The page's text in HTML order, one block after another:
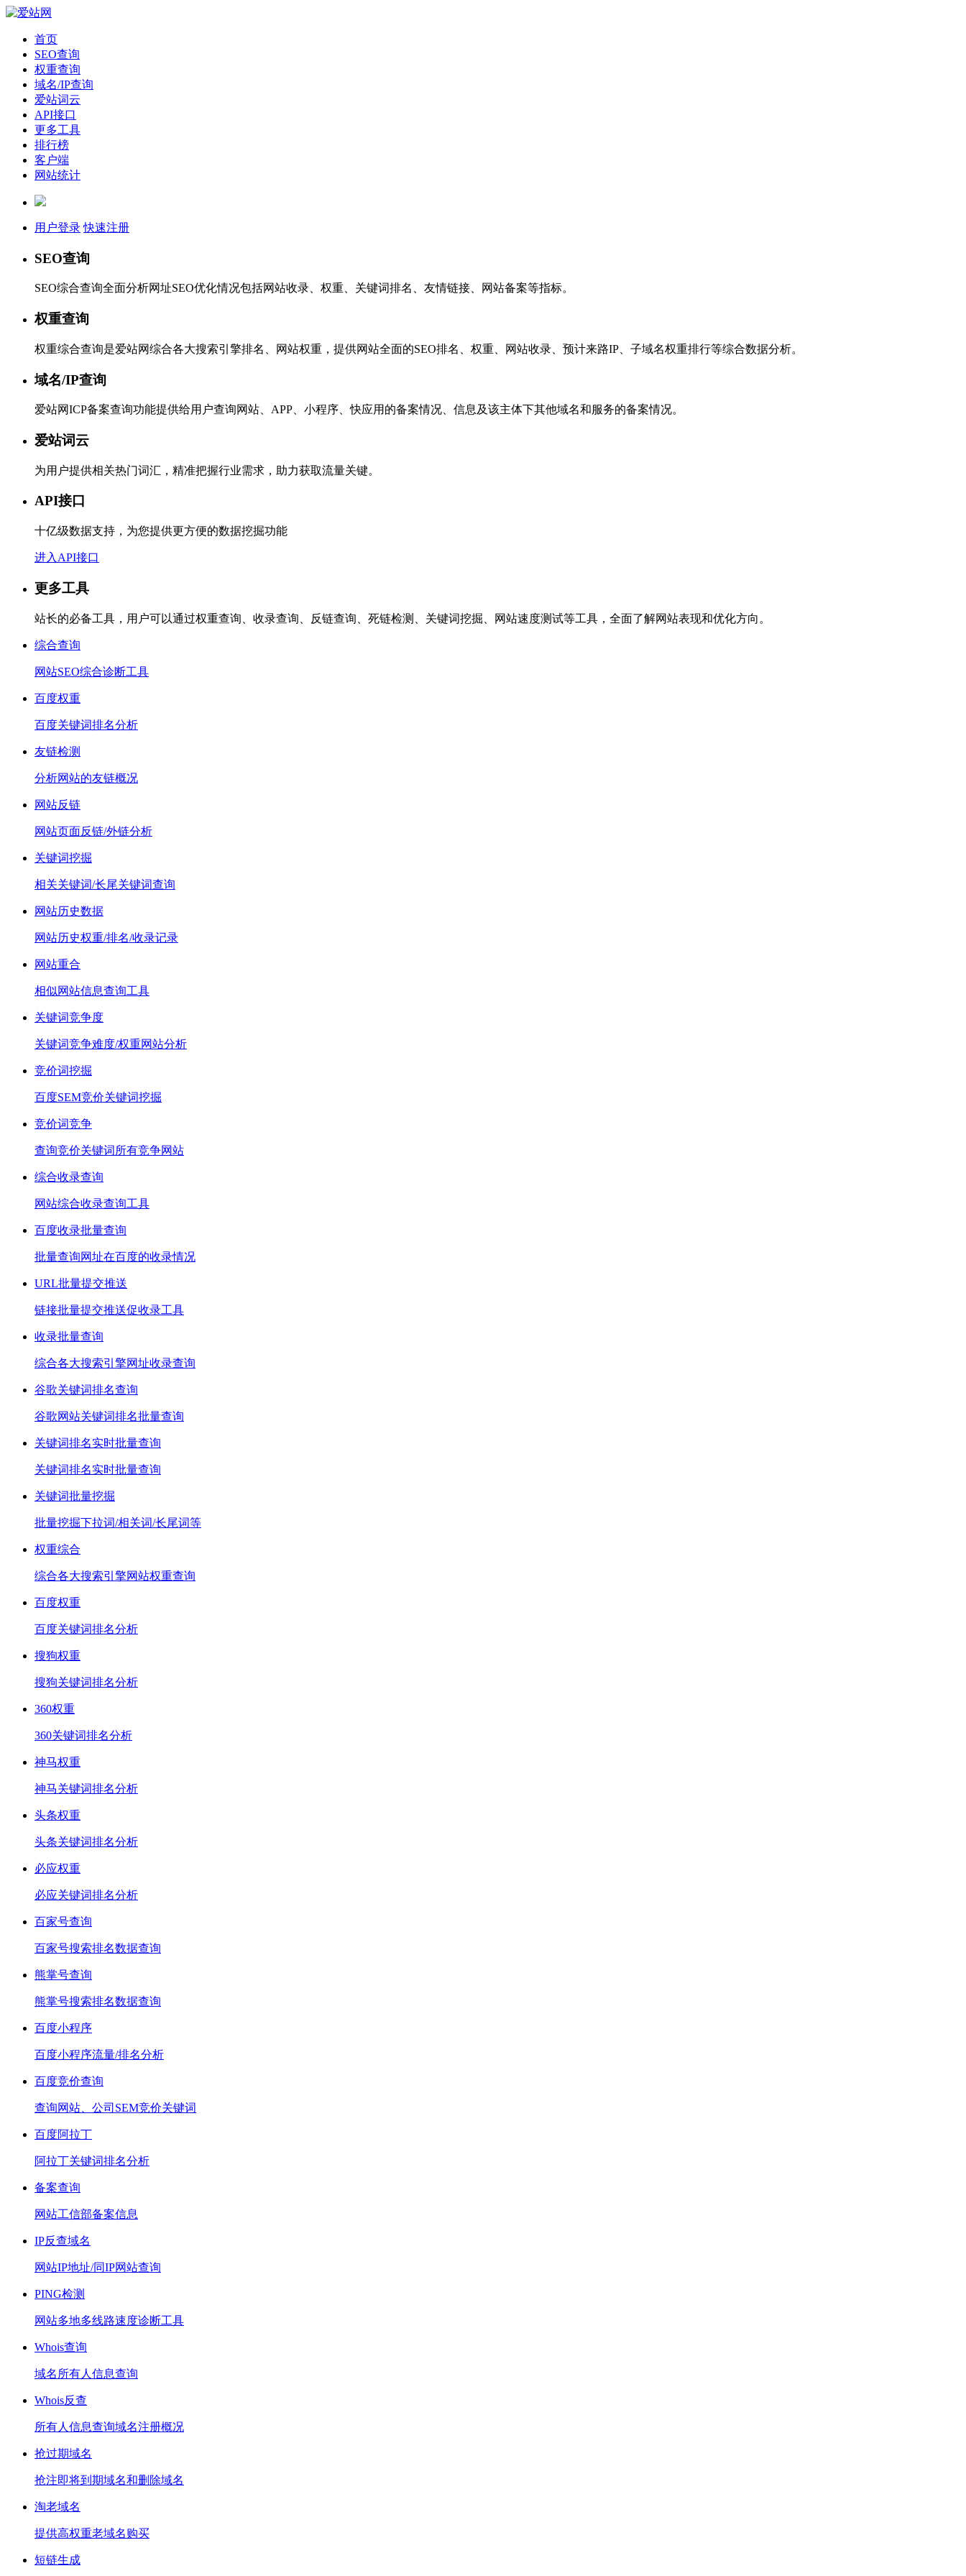
首页
SEO查询
权重查询
域名/IP查询
爱站词云
API接口
更多工具
排行榜
客户端
网站统计
用户登录 快速注册
SEO查询
SEO综合查询全面分析网址SEO优化情况包括网站收录、权重、关键词排名、友情链接、网站备案等指标。
权重查询
权重综合查询是爱站网综合各大搜索引擎排名、网站权重，提供网站全面的SEO排名、权重、网站收录、预计来路IP、子域名权重排行等综合数据分析。
域名/IP查询
爱站网ICP备案查询功能提供给用户查询网站、APP、小程序、快应用的备案情况、信息及该主体下其他域名和服务的备案情况。
爱站词云
为用户提供相关热门词汇，精准把握行业需求，助力获取流量关键。
API接口
十亿级数据支持，为您提供更方便的数据挖掘功能
进入API接口
更多工具
站长的必备工具，用户可以通过权重查询、收录查询、反链查询、死链检测、关键词挖掘、网站速度测试等工具，全面了解网站表现和优化方向。
综合查询
网站SEO综合诊断工具
百度权重
百度关键词排名分析
友链检测
分析网站的友链概况
网站反链
网站页面反链/外链分析
关键词挖掘
相关关键词/长尾关键词查询
网站历史数据
网站历史权重/排名/收录记录
网站重合
相似网站信息查询工具
关键词竞争度
关键词竞争难度/权重网站分析
竞价词挖掘
百度SEM竞价关键词挖掘
竞价词竞争
查询竞价关键词所有竞争网站
综合收录查询
网站综合收录查询工具
百度收录批量查询
批量查询网址在百度的收录情况
URL批量提交推送
链接批量提交推送促收录工具
收录批量查询
综合各大搜索引擎网址收录查询
谷歌关键词排名查询
谷歌网站关键词排名批量查询
关键词排名实时批量查询
关键词排名实时批量查询
关键词批量挖掘
批量挖掘下拉词/相关词/长尾词等
权重综合
综合各大搜索引擎网站权重查询
百度权重
百度关键词排名分析
搜狗权重
搜狗关键词排名分析
360权重
360关键词排名分析
神马权重
神马关键词排名分析
头条权重
头条关键词排名分析
必应权重
必应关键词排名分析
百家号查询
百家号搜索排名数据查询
熊掌号查询
熊掌号搜索排名数据查询
百度小程序
百度小程序流量/排名分析
百度竞价查询
查询网站、公司SEM竞价关键词
百度阿拉丁
阿拉丁关键词排名分析
备案查询
网站工信部备案信息
IP反查域名
网站IP地址/同IP网站查询
PING检测
网站多地多线路速度诊断工具
Whois查询
域名所有人信息查询
Whois反查
所有人信息查询域名注册概况
抢过期域名
抢注即将到期域名和删除域名
淘老域名
提供高权重老域名购买
短链生成